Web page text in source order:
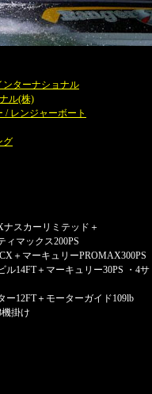
ターナショナル
ル(株)
/ レンジャーボート
グ
ナスカーリミテッド＋
マックス200PS
＋マーキュリーPROMAX300PS
ル14FT＋マーキュリー30PS ・4サ
ー12FT＋モーターガイド109lb
掛け